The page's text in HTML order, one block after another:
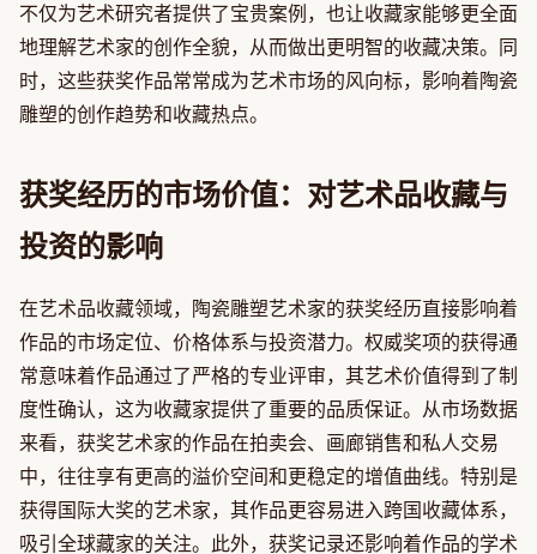
不仅为艺术研究者提供了宝贵案例，也让收藏家能够更全面
地理解艺术家的创作全貌，从而做出更明智的收藏决策。同
时，这些获奖作品常常成为艺术市场的风向标，影响着陶瓷
雕塑的创作趋势和收藏热点。
获奖经历的市场价值：对艺术品收藏与
投资的影响
在艺术品收藏领域，陶瓷雕塑艺术家的获奖经历直接影响着
作品的市场定位、价格体系与投资潜力。权威奖项的获得通
常意味着作品通过了严格的专业评审，其艺术价值得到了制
度性确认，这为收藏家提供了重要的品质保证。从市场数据
来看，获奖艺术家的作品在拍卖会、画廊销售和私人交易
中，往往享有更高的溢价空间和更稳定的增值曲线。特别是
获得国际大奖的艺术家，其作品更容易进入跨国收藏体系，
吸引全球藏家的关注。此外，获奖记录还影响着作品的学术